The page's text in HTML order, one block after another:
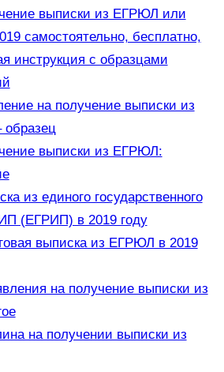
выписки из ЕГРЮЛ или
самостоятельно, бесплатно,
инструкция с образцами
на получение выписки из
выписки из ЕГРЮЛ:
из единого государственного
(ЕГРИП) в 2019 году
выписка из ЕГРЮЛ в 2019
на получение выписки из
на получении выписки из